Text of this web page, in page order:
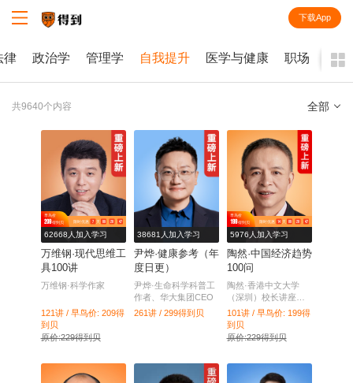
下载App
律 政治学 管理学 自我提升 医学与健康 职场 历史
共9640个内容 全部
全部
课程
每天听本书
电子书
限时优惠 7 天 09：20 ： 46
早鸟价
209 得到贝
62668人加入学习
万维钢·现代思维⼯
具100讲
万维钢·科学作家
121讲 / 早鸟价: 209得
到贝
原价:229得到贝
38681人加入学习
尹烨·健康参考（年
度日更）
尹烨·生命科学科普工
作者、华大集团CEO
261讲 / 299得到贝
限时优惠 14 天 09：20 ： 46
早鸟价
199 得到贝
5976人加入学习
陶然·中国经济趋势
100问
陶然·香港中文大学
（深圳）校长讲座教
授
101讲 / 早鸟价: 199得
到贝
原价:229得到贝